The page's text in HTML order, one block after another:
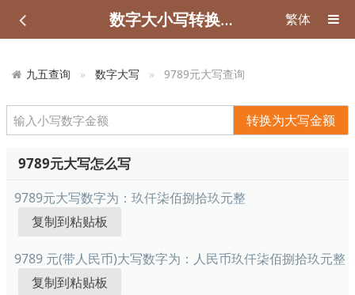
数字大小写转换在线工具 繁体
九五查询 数字大写 9789元大写查询
转换为大写金额
9789元大写怎么写
9789元大写数字为： 玖仟柒佰捌拾玖元整
9789 元(带人民币)大写数字为： 人民币玖仟柒佰捌拾玖元整